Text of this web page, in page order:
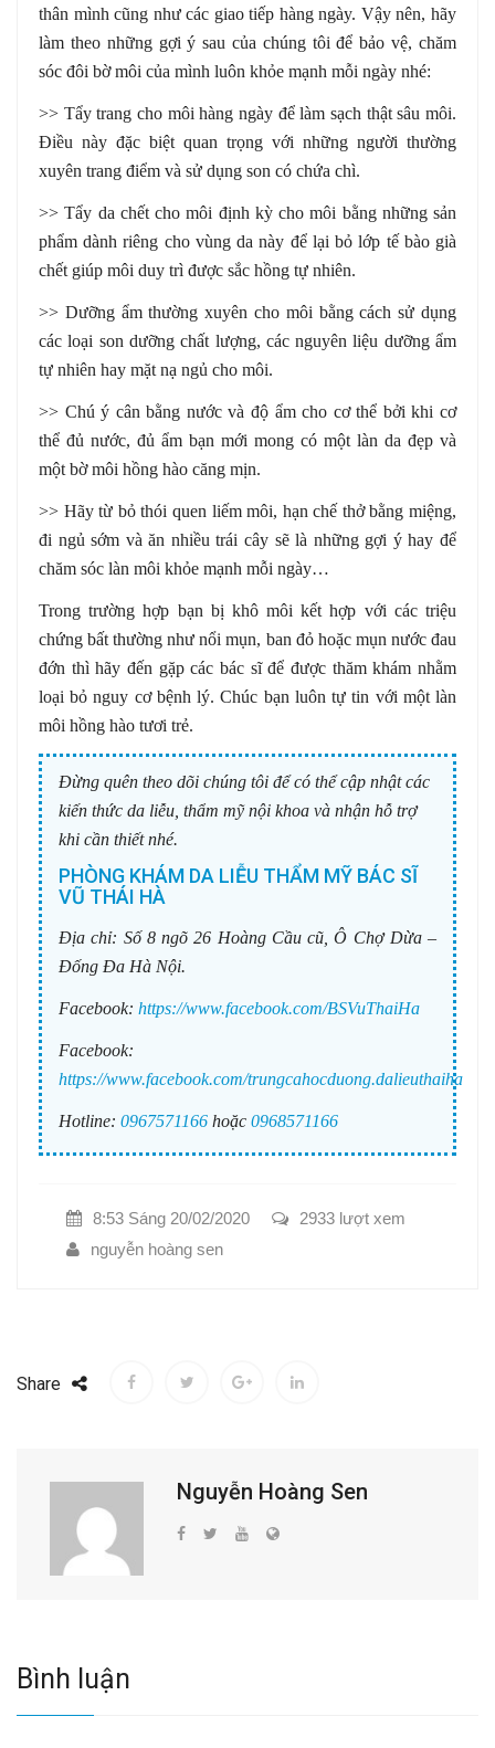
thân mình cũng như các giao tiếp hàng ngày. Vậy nên, hãy
làm theo những gợi ý sau của chúng tôi để bảo vệ, chăm
sóc đôi bờ môi của mình luôn khỏe mạnh mỗi ngày nhé:
>> Tẩy trang cho môi hàng ngày để làm sạch thật sâu môi.
Điều này đặc biệt quan trọng với những người thường
xuyên trang điểm và sử dụng son có chứa chì.
>> Tẩy da chết cho môi định kỳ cho môi bằng những sản
phẩm dành riêng cho vùng da này để lại bỏ lớp tế bào già
chết giúp môi duy trì được sắc hồng tự nhiên.
>> Dưỡng ẩm thường xuyên cho môi bằng cách sử dụng
các loại son dưỡng chất lượng, các nguyên liệu dưỡng ẩm
tự nhiên hay mặt nạ ngủ cho môi.
>> Chú ý cân bằng nước và độ ẩm cho cơ thể bởi khi cơ
thể đủ nước, đủ ẩm bạn mới mong có một làn da đẹp và
một bờ môi hồng hào căng mịn.
>> Hãy từ bỏ thói quen liếm môi, hạn chế thở bằng miệng,
đi ngủ sớm và ăn nhiều trái cây sẽ là những gợi ý hay để
chăm sóc làn môi khỏe mạnh mỗi ngày…
Trong trường hợp bạn bị khô môi kết hợp với các triệu
chứng bất thường như nổi mụn, ban đỏ hoặc mụn nước đau
đớn thì hãy đến gặp các bác sĩ để được thăm khám nhằm
loại bỏ nguy cơ bệnh lý. Chúc bạn luôn tự tin với một làn
môi hồng hào tươi trẻ.
Đừng quên theo dõi chúng tôi để có thể cập nhật các
kiến thức da liễu, thẩm mỹ nội khoa và nhận hỗ trợ
khi cần thiết nhé.
PHÒNG KHÁM DA LIỄU THẨM MỸ BÁC SĨ
VŨ THÁI HÀ
Địa chỉ: Số 8 ngõ 26 Hoàng Cầu cũ, Ô Chợ Dừa –
Đống Đa Hà Nội.
Facebook: https://www.facebook.com/BSVuThaiHa
Facebook:
https://www.facebook.com/trungcahocduong.dalieuthaiha
Hotline: 0967571166 hoặc 0968571166
8:53 Sáng 20/02/2020
2933 lượt xem
nguyễn hoàng sen
Share
Nguyễn Hoàng Sen
Bình luận